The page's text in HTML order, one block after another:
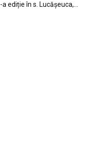
II-a ediție în s. Lucășeuca,...